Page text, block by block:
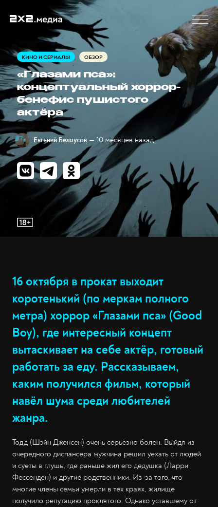
КИНО И СЕРИАЛЫ ОБЗОР
«Глазами пса»:
концептуальный хоррор-
бенефис пушистого
актёра
Евгений Белоусов — 10 месяцев назад
16 октября в прокат выходит
коротенький (по меркам полного
метра) хоррор «Глазами пса» (Good
Boy), где интересный концепт
вытаскивает на себе актёр, готовый
работать за еду. Рассказываем,
каким получился фильм, который
навёл шума среди любителей
жанра.
Тодд (Шэйн Дженсен) очень серьёзно болен. Выйдя из
очередного диспансера мужчина решил уехать от людей
и суеты в глушь, где раньше жил его дедушка (Ларри
Фессенден) и другие родственники. Из-за того, что
многие члены семьи умерли в тех краях, жилище
получило репутацию проклятого. Однако уставшему от